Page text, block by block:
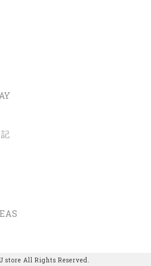
store All Rights Reserved.